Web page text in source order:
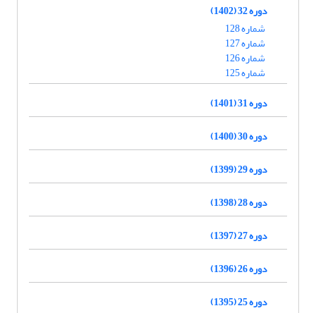
دوره 32 (1402)
شماره 128
شماره 127
شماره 126
شماره 125
دوره 31 (1401)
دوره 30 (1400)
دوره 29 (1399)
دوره 28 (1398)
دوره 27 (1397)
دوره 26 (1396)
دوره 25 (1395)